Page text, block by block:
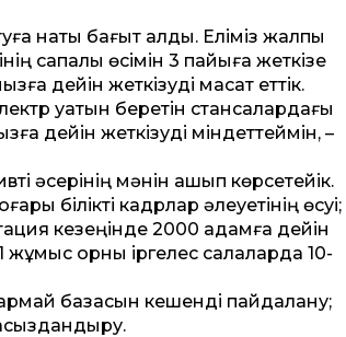
нақты бағыт алды. Еліміз жалпы
сапалы өсімін 3 пайыға жеткізе
дейін жеткізуді мақсат еттік.
қуатын беретін стансалардағы
дейін жеткізуді міндеттеймін, –
әсерінің мәнін ашып көрсетейік.
білікті кадрлар әлеуетінің өсуі;
кезеңінде 2000 адамға дейін
жұмыс орны іргелес салаларда 10-
базасын кешенді пайдалану;